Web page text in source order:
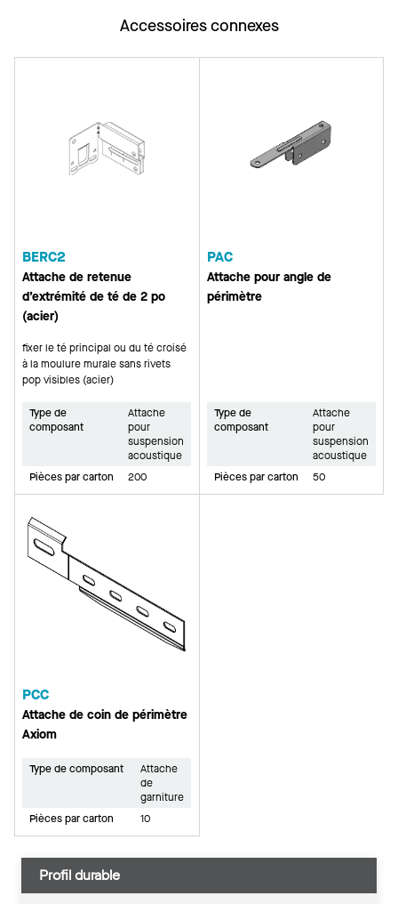
Accessoires connexes
BERC2
Attache de retenue
d’extrémité de té de 2 po
(acier)
fixer le té principal ou du té croisé
à la moulure murale sans rivets
pop visibles (acier)
Type de
composant
Attache
pour
suspension
acoustique
Pièces par carton
200
PAC
Attache pour angle de
périmètre
Type de
composant
Attache
pour
suspension
acoustique
Pièces par carton
50
PCC
Attache de coin de périmètre
Axiom
Type de composant
Attache
de
garniture
Pièces par carton
10
Profil durable